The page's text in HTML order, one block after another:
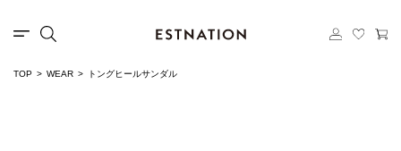
TOP WEAR トングヒールサンダル